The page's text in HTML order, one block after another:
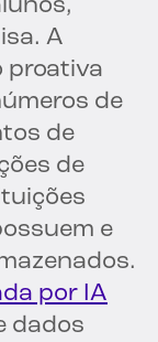
A
proativa
de
de
de
e
por IA
dados